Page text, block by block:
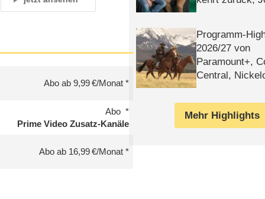
Abo ab 9,99 €/Monat
Abo
Prime Video Zusatz-Kanäle
Abo ab 16,99 €/Monat
Programm-
2026/​27 von
Paramount+,
Central,
Mehr Highlights